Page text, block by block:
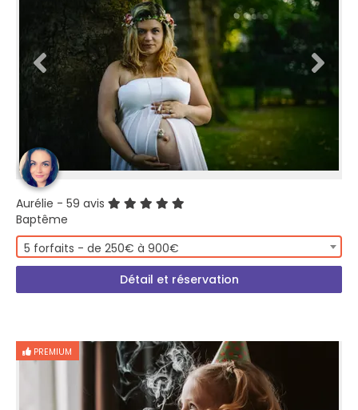
Aurélie - 59 avis
Baptême
5 forfaits - de 250€ à 900€
Détail et réservation
PREMIUM